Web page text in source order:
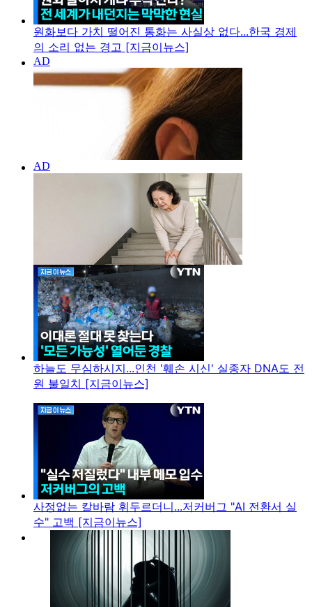
원화보다 가치 떨어진 통화는 사실상 없다...한국 경제
의 소리 없는 경고 [지금이뉴스]
하늘도 무심하시지...인천 '훼손 시신' 실종자 DNA도 전
원 불일치 [지금이뉴스]
사정없는 칼바람 휘두르더니...저커버그 "AI 전환서 실
수" 고백 [지금이뉴스]